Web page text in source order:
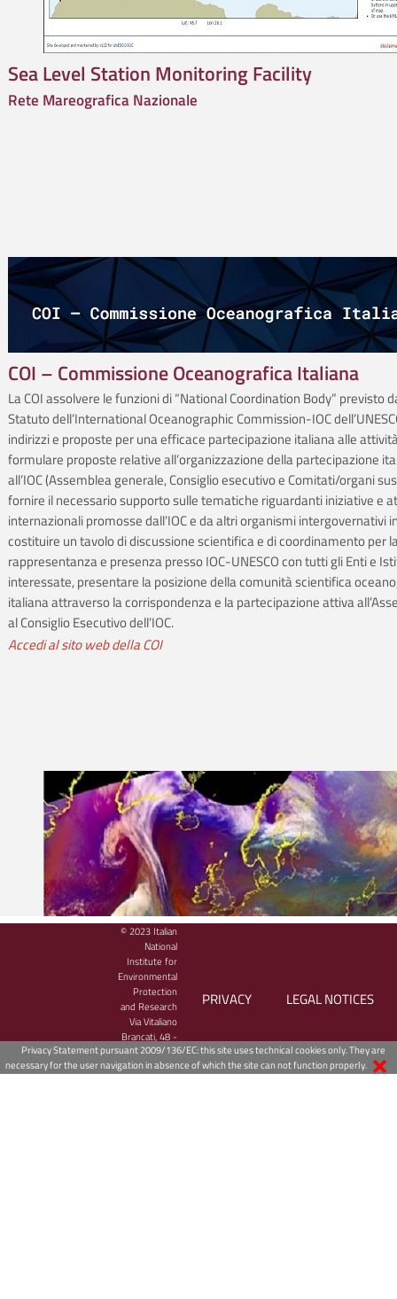
Sea Level Station Monitoring Facility
Rete Mareografica Nazionale
COI – Commissione Oceanografica Italiana
La COI assolvere le funzioni di “National Coordination Body” previsto
Statuto dell’International Oceanographic Commission-IOC
indirizzi e proposte per una efficace partecipazione italiana alle attività
formulare proposte relative all’organizzazione della partecipazione
all’IOC (Assemblea generale, Consiglio esecutivo e Comitati/organi
fornire il necessario supporto sulle tematiche riguardanti iniziative e
internazionali promosse dall’IOC e da altri organismi intergovernativi
costituire un tavolo di discussione scientifica e di coordinamento per
rappresentanza e presenza presso IOC-UNESCO con tutti gli Enti e
interessate, presentare la posizione della comunità scientifica
italiana attraverso la corrispondenza e la partecipazione attiva
al Consiglio Esecutivo dell’IOC.
Accedi al sito web della COI
© 2023 Italian
National
Institute for
Environmental
Protection
and Research
Via Vitaliano
Brancati, 48 -
00144 Roma,
Italy
PRIVACY LEGAL NOTICES
Privacy Statement pursuant 2009/136/EC: this site uses technical cookies only. They are
necessary for the user navigation in absence of which the site can not function properly.